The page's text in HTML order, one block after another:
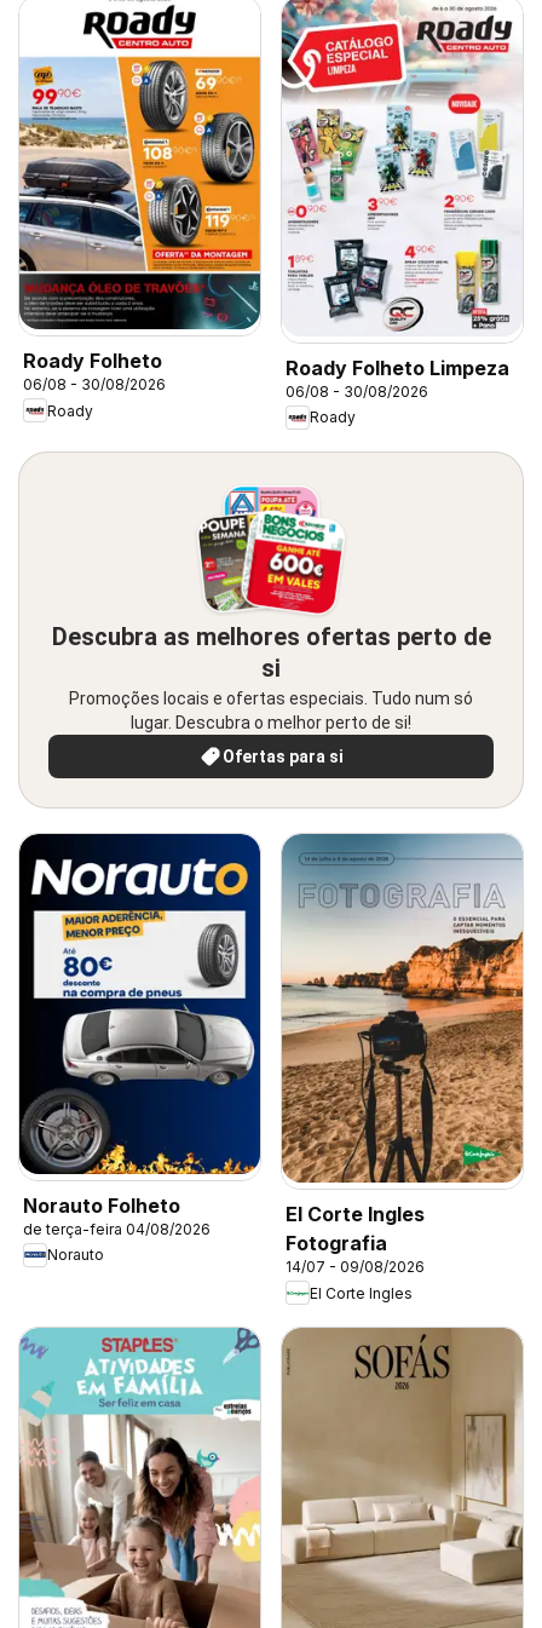
Roady Folheto
06/08 - 30/08/2026
Roady
Roady Folheto Limpeza
06/08 - 30/08/2026
Roady
Descubra as melhores ofertas perto de
si
Promoções locais e ofertas especiais. Tudo num só
lugar. Descubra o melhor perto de si!
Ofertas para si
Norauto Folheto
de terça-feira 04/08/2026
Norauto
El Corte Ingles
Fotografia
14/07 - 09/08/2026
El Corte Ingles